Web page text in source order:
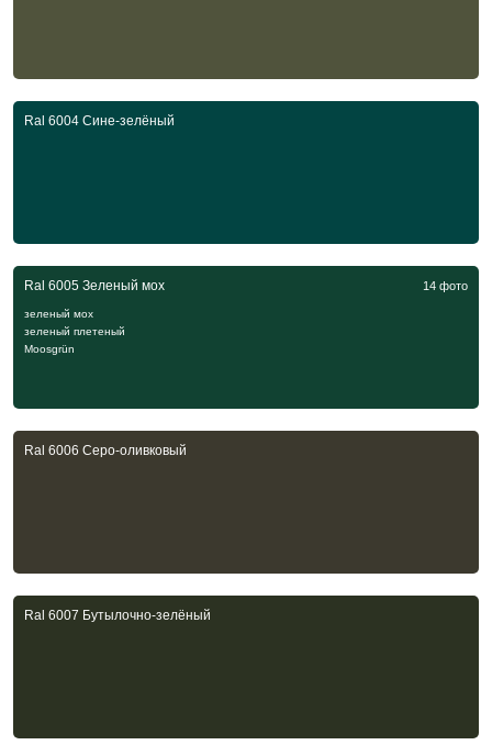
Ral 6004 Сине-зелёный
Ral 6005 Зеленый мох 14 фото
зеленый мох
зеленый плетеный
Moosgrün
Ral 6006 Серо-оливковый
Ral 6007 Бутылочно-зелёный